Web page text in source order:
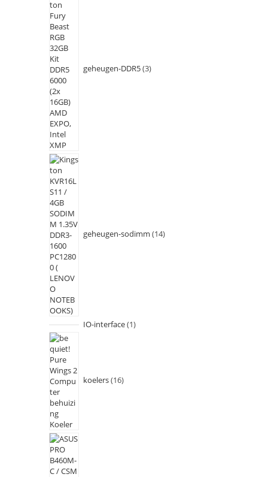
geheugen-DDR5 3
geheugen-sodimm 14
IO-interface 1
koelers 16